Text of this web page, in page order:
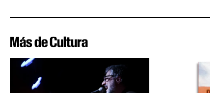
Más de Cultura